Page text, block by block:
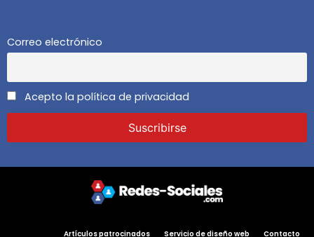
Correo electrónico
Acepto la política de privacidad
Artículos patrocinados Servicio de diseño web Contacto